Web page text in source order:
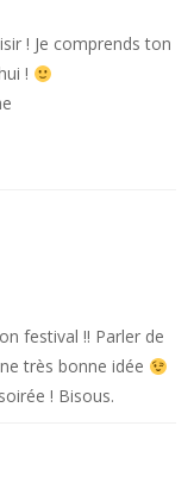
! Je comprends ton
!
festival !! Parler de
très bonne idée
! Bisous.